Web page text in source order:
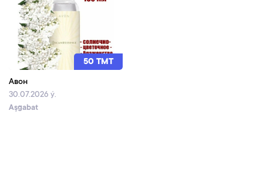
50 TMT
Авон
30.07.2026 ý.
Aşgabat